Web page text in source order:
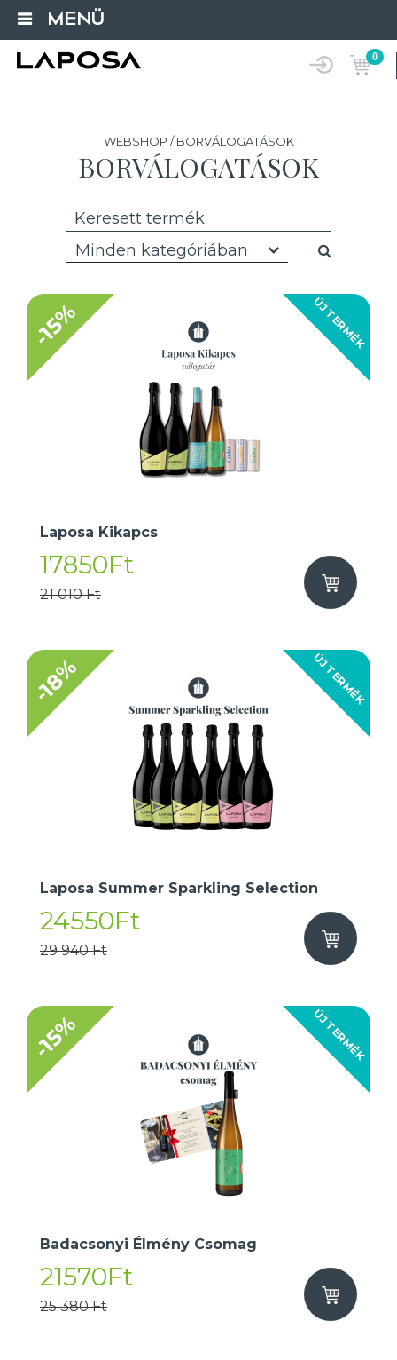
MENÜ
0
WEBSHOP / BORVÁLOGATÁSOK
BORVÁLOGATÁSOK
Minden kategóriában
ÚJ TERMÉK
-15%
Laposa Kikapcs
17850Ft
21 010 Ft
ÚJ TERMÉK
-18%
Laposa Summer Sparkling Selection
24550Ft
29 940 Ft
ÚJ TERMÉK
-15%
Badacsonyi Élmény Csomag
21570Ft
25 380 Ft